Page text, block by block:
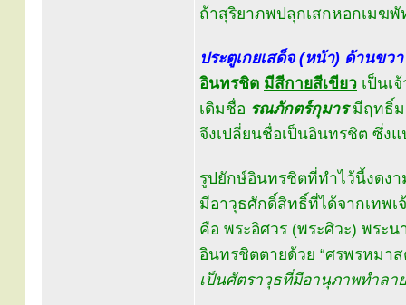
ถ้าสุริยาภพปลุกเสกหอกเมฆ
ประตูเกยเสด็จ (หน้า) ด้านขวา
อินทรชิต มีสีกายสีเขียว เป็นเ
เดิมชื่อ รณภักตร์กุมารมีฤทธิ์ม
จึงเปลี่ยนชื่อเป็นอินทรชิต ซึ่ง
รูปยักษ์อินทรชิตที่ทำไว้นี้งดง
มีอาวุธศักดิ์สิทธิ์ที่ได้จากเทพเ
คือ พระอิศวร (พระศิวะ) พระ
อินทรชิตตายด้วย “ศรพรหมา
เป็นศัตราวุธที่มีอานุภาพทำลา